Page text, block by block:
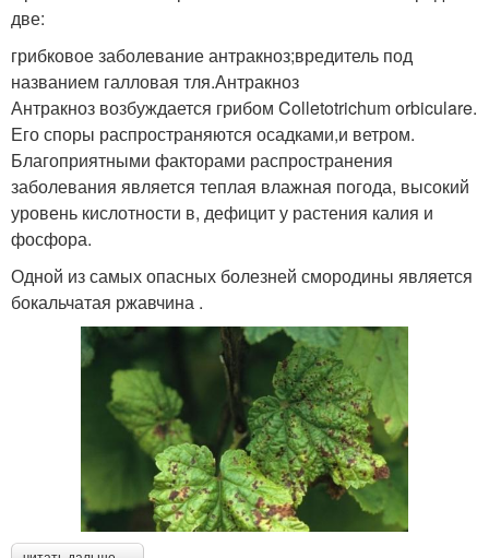
две:
грибковое заболевание антракноз;вредитель под
названием галловая тля.Антракноз
Антракноз возбуждается грибом Colletotrichum orbiculare.
Его споры распространяются осадками,и ветром.
Благоприятными факторами распространения
заболевания является теплая влажная погода, высокий
уровень кислотности в, дефицит у растения калия и
фосфора.
Одной из самых опасных болезней смородины является
бокальчатая ржавчина .